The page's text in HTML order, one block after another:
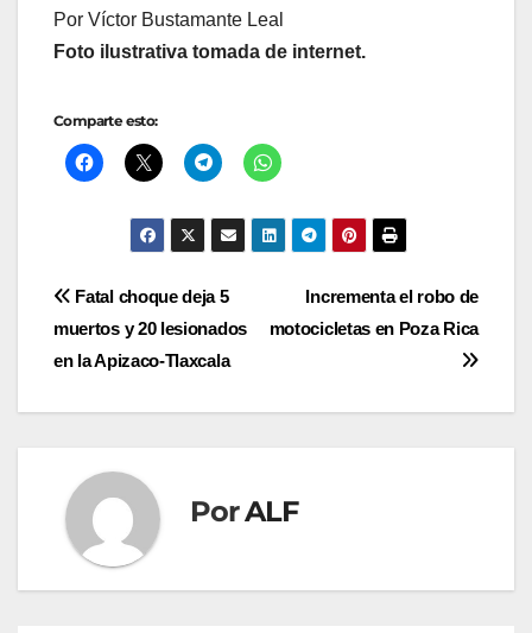
Por Víctor Bustamante Leal
Foto ilustrativa tomada de internet.
Comparte esto:
Navegación
de
entradas
Incrementa el robo de
motocicletas en Poza Rica
Fatal choque deja 5
muertos y 20 lesionados
en la Apizaco-Tlaxcala
PorALF